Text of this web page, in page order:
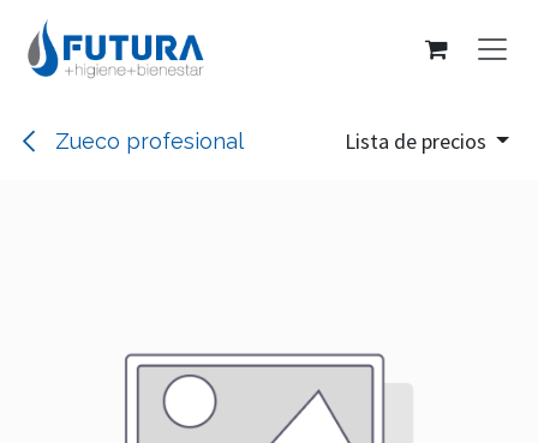
Ir al contenido
Zueco profesional Lista de precios